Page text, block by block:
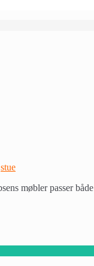
stue
møbler passer